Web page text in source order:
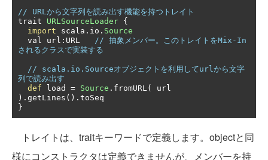
// URLから文字列を読み出す機能を持つトレイト
trait URLSourceLoader {
import scala . io . Source
  val url
: URL // 抽象メンバー。このトレイトをMix-In
されるクラスで実装する
// scala.io.Sourceオブジェクトを利用してurlから文字
列で読み出す
def load = Source . fromURL(
). getLines ().
}
トレイトは、traitキーワードで定義します。objectと同
様にコンストラクタは定義できませんが、メンバーを持